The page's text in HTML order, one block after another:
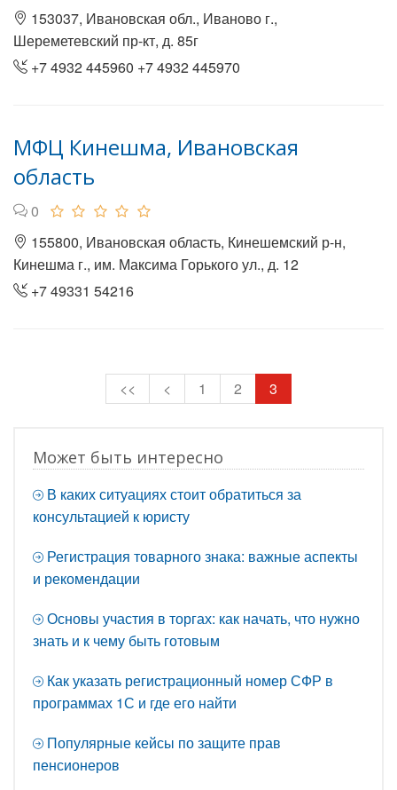
153037, Ивановская обл., Иваново г.,
Шереметевский пр-кт, д. 85г
+7 4932 445960 +7 4932 445970
МФЦ Кинешма, Ивановская
область
0
155800, Ивановская область, Кинешемский р-н,
Кинешма г., им. Максима Горького ул., д. 12
+7 49331 54216
<< < 1 2 3
Может быть интересно
В каких ситуациях стоит обратиться за
консультацией к юристу
Регистрация товарного знака: важные аспекты
и рекомендации
Основы участия в торгах: как начать, что нужно
знать и к чему быть готовым
Как указать регистрационный номер СФР в
программах 1С и где его найти
Популярные кейсы по защите прав
пенсионеров